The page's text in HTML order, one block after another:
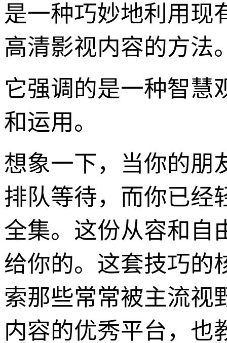
是一种巧妙地利用现
高清影视内容的方法
它强调的是一种智慧
和运用。
想象一下，当你的朋
排队等待，而你已经
全集。这份从容和自
给你的。这套技巧的
索那些常常被主流视
内容的优秀平台，也